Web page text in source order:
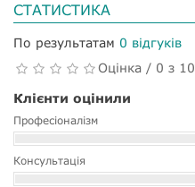
СТАТИСТИКА
По результатам 0 відгуків
Оцінка / 0 з 10
Клієнти оцінили
Професіоналізм
Консультація